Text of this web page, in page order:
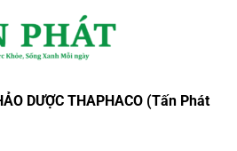
DƯỢC THAPHACO (Tấn Phát